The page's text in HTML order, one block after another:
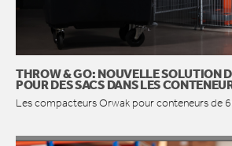
THROW & GO: NOUVELLE SOLUTION
POUR DES SACS DANS LES
Les compacteurs Orwak pour conteneurs de